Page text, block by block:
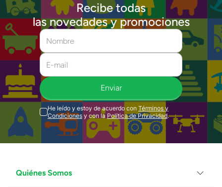
Recibe todas
las novedades y promociones
Enviar
He leído y estoy de acuerdo con Términos y
Condiciones y con la Política de Privacidad.
Quiénes Somos